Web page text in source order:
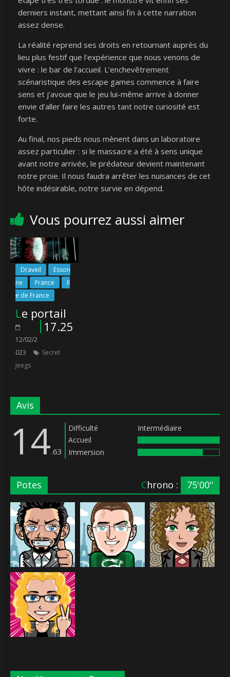
derniers instant, mettant ainsi fin à cette narration
assez dense.
La réalité reprend ses droits en retournant auprès du
lieu plus festif que l’expérience que nous venons de
vivre : le bar de l’accueil. L’enchevêtrement
scénaristique des escape games commence à faire
sens et j’avoue que le jeu lui-même arrive à donner
envie d’aller faire les autres tant notre curiosité est
forte.
Au final, nos pieds nous mènent dans un laboratoire
assez particulier : si le massacre a été à sens unique
avant notre arrivée, le prédateur devient maintenant
notre proie. Il nous faudra arrêter les nuisances de cet
hôte indésirable, notre survie en dépend.
Vous pourrez aussi aimer
Draveil
Esson
ne
France
Il
e de France
Le portail
17.25
12/02/2
023
Secret
Jeegs
Avis
14.63
Difficulté
Intermédiaire
Accueil
Immersion
Potes Chrono : 75'00''